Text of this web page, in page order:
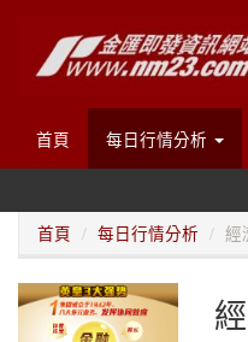
首頁 每日行情分析
首頁 每日行情分析 經